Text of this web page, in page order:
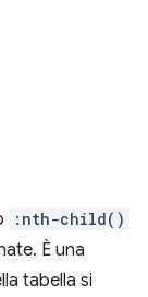
:nth-child()
È una
tabella si